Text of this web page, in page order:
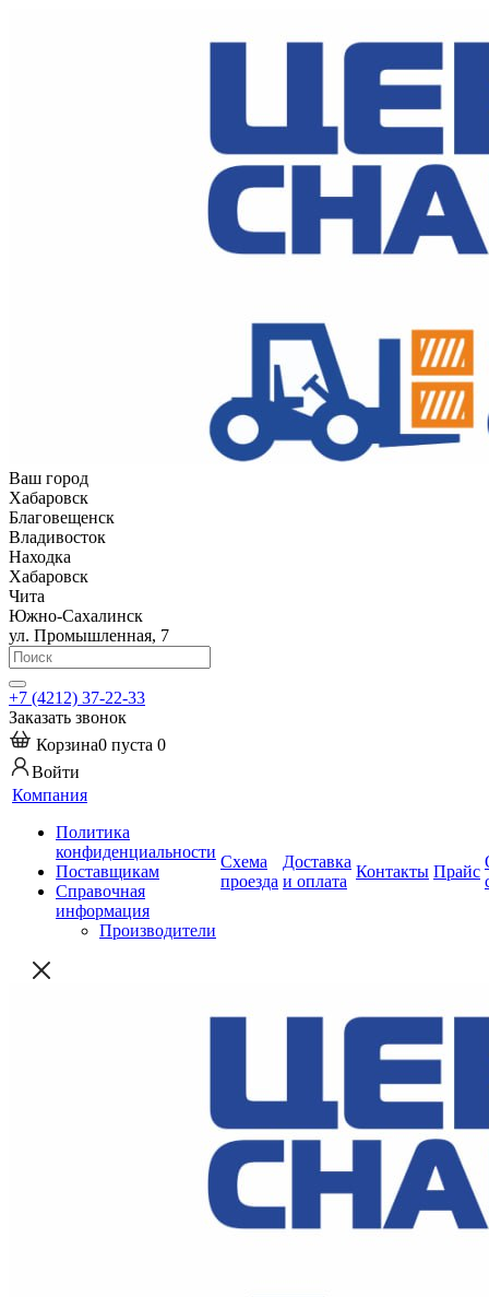
Ваш город
Хабаровск
Благовещенск
Владивосток
Находка
Хабаровск
Чита
Южно-Сахалинск
ул. Промышленная, 7
+7 (4212) 37-22-33
Заказать звонок
Корзина0 пуста 0
Войти
Компания
Политика
конфиденциальности
Поставщикам
Справочная
информация
Производители
Схема
проезда
Доставка
и оплата
Контакты Прайс